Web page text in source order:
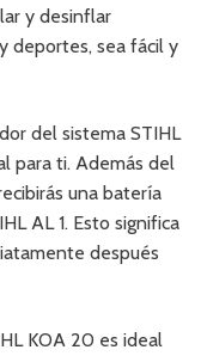
y desinflar
deportes, sea fácil y
del sistema STIHL
para ti. Además del
una batería
AL 1. Esto significa
después
KOA 20 es ideal